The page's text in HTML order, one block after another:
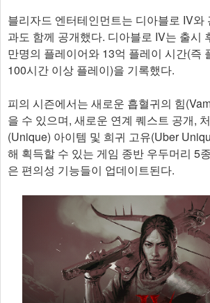
블리자드 엔터테인먼트는 디아블로 IV와
과도 함께 공개했다. 디아블로 IV는 출시
만명의 플레이어와 13억 플레이 시간(즉
100시간 이상 플레이)을 기록했다.
피의 시즌에서는 새로운 흡혈귀의 힘
을 수 있으며, 새로운 연계 퀘스트 공개,
(Unique) 아이템 및 희귀 고유(Uber
해 획득할 수 있는 게임 종반 우두머리 5
은 편의성 기능들이 업데이트된다.